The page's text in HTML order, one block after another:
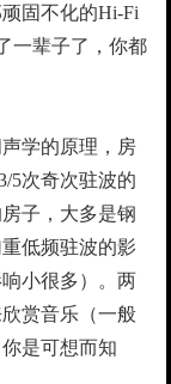
固不化的Hi-Fi
一辈子了，你都
学的原理，房
5次奇次驻波的
子，大多是钢
低频驻波的影
小很多）。两
赏音乐（一般
是可想而知